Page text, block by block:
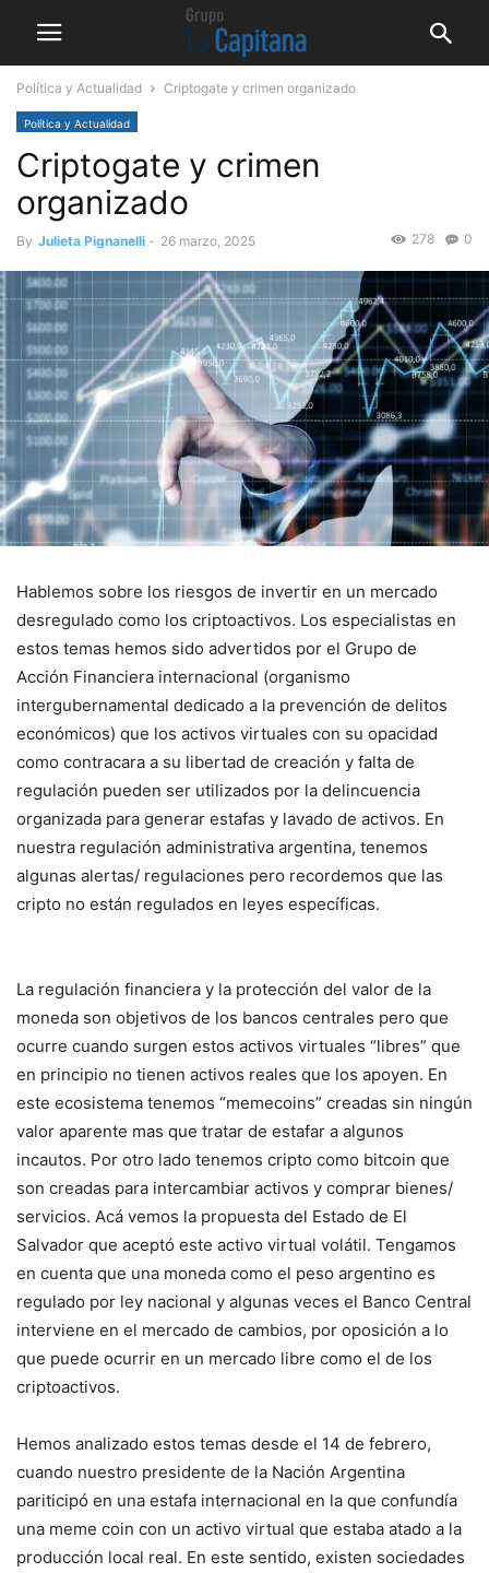
Política y Actualidad Criptogate y crimen organizado
Política y Actualidad
Criptogate y crimen
organizado
By Julieta Pignanelli - 26 marzo, 2025 0
278
Hablemos sobre los riesgos de invertir en un mercado
desregulado como los criptoactivos. Los especialistas en
estos temas hemos sido advertidos por el Grupo de
Acción Financiera internacional (organismo
intergubernamental dedicado a la prevención de delitos
económicos) que los activos virtuales con su opacidad
como contracara a su libertad de creación y falta de
regulación pueden ser utilizados por la delincuencia
organizada para generar estafas y lavado de activos. En
nuestra regulación administrativa argentina, tenemos
algunas alertas/ regulaciones pero recordemos que las
cripto no están regulados en leyes específicas.
La regulación financiera y la protección del valor de la
moneda son objetivos de los bancos centrales pero que
ocurre cuando surgen estos activos virtuales “libres” que
en principio no tienen activos reales que los apoyen. En
este ecosistema tenemos “memecoins” creadas sin ningún
valor aparente mas que tratar de estafar a algunos
incautos. Por otro lado tenemos cripto como bitcoin que
son creadas para intercambiar activos y comprar bienes/
servicios. Acá vemos la propuesta del Estado de El
Salvador que aceptó este activo virtual volátil. Tengamos
en cuenta que una moneda como el peso argentino es
regulado por ley nacional y algunas veces el Banco Central
interviene en el mercado de cambios, por oposición a lo
que puede ocurrir en un mercado libre como el de los
criptoactivos.
Hemos analizado estos temas desde el 14 de febrero,
cuando nuestro presidente de la Nación Argentina
pariticipó en una estafa internacional en la que confundía
una meme coin con un activo virtual que estaba atado a la
producción local real. En este sentido, existen sociedades